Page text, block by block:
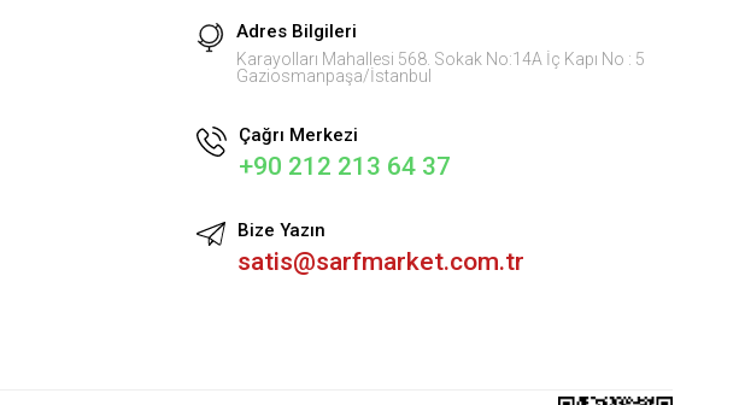
Adres Bilgileri
Karayolları Mahallesi 568. Sokak No:14A İç Kapı No : 5
Gaziosmanpaşa/İstanbul
Çağrı Merkezi
+90 212 213 64 37
Bize Yazın
satis@sarfmarket.com.tr